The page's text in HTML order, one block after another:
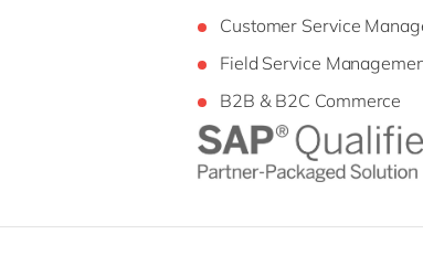
Customer Service
Field Service
B2B & B2C Commerce